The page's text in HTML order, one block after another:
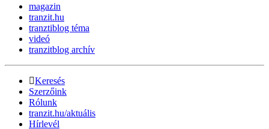
magazin
tranzit.hu
tranztiblog téma
videó
tranzitblog archív
Keresés
Szerzőink
Rólunk
tranzit.hu/aktuális
Hírlevél